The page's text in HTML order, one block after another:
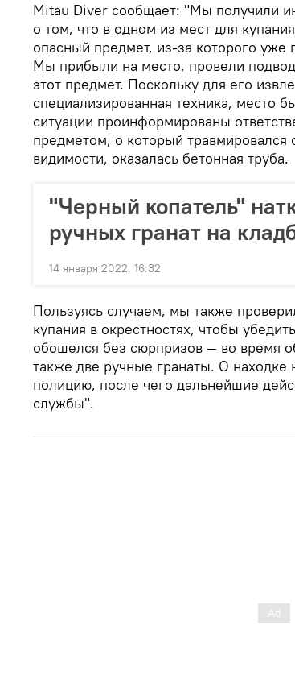
Mitau Diver сообщает: "Мы получили
о том, что в одном из мест для
опасный предмет, из-за которого уже
Мы прибыли на место, провели
этот предмет. Поскольку для его
специализированная техника, место
ситуации проинформированы
предметом, о который травмировался
видимости, оказалась бетонная труба.
"Черный копатель"
ручных гранат на
14 января 2022, 16:32
Пользуясь случаем, мы также
купания в окрестностях, чтобы
обошелся без сюрпризов — во время
также две ручные гранаты. О
полицию, после чего дальнейшие
службы".